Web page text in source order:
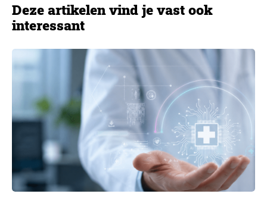
Deze artikelen vind je vast ook
interessant